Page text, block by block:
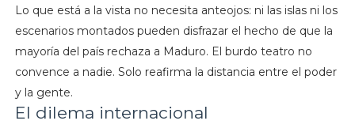
Lo que está a la vista no necesita anteojos: ni las islas ni los
escenarios montados pueden disfrazar el hecho de que la
mayoría del país rechaza a Maduro. El burdo teatro no
convence a nadie. Solo reafirma la distancia entre el poder
y la gente.
El dilema internacional